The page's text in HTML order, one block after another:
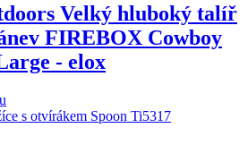
Velký hluboký talíř
FIREBOX Cowboy
- elox